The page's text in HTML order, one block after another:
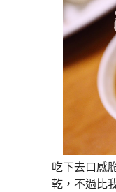
吃下去口感
乾，不過比